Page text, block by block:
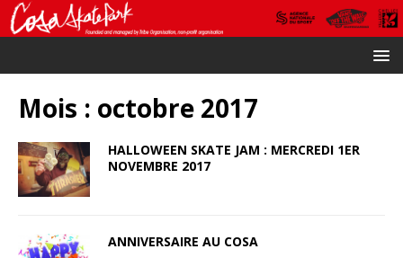
Mois : octobre 2017
HALLOWEEN SKATE JAM : MERCREDI 1ER
NOVEMBRE 2017
ANNIVERSAIRE AU COSA